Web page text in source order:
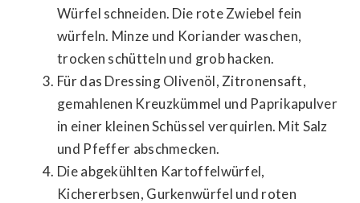
Würfel schneiden. Die rote Zwiebel fein
würfeln. Minze und Koriander waschen,
trocken schütteln und grob hacken.
Für das Dressing Olivenöl, Zitronensaft,
gemahlenen Kreuzkümmel und Paprikapulver
in einer kleinen Schüssel verquirlen. Mit Salz
und Pfeffer abschmecken.
Die abgekühlten Kartoffelwürfel,
Kichererbsen, Gurkenwürfel und roten